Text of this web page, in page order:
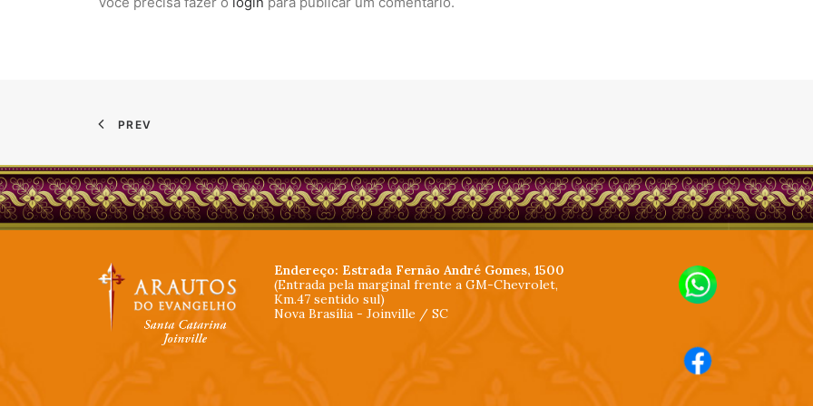
PREV
Endereço: Estrada Fernão André Gomes, 1500
(Entrada pela marginal frente a GM-Chevrolet,
Km.47 sentido sul)
Nova Brasília - Joinville / SC